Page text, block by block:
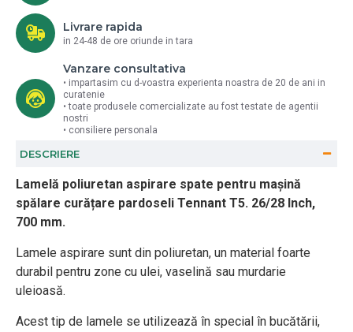
Livrare rapida
in 24-48 de ore oriunde in tara
Vanzare consultativa
• impartasim cu d-voastra experienta noastra de 20 de ani in
curatenie
• toate produsele comercializate au fost testate de agentii
nostri
• consiliere personala
DESCRIERE
Lamelă poliuretan aspirare spate pentru mașină
spălare curățare pardoseli Tennant T5. 26/28 Inch,
700 mm.
Lamele aspirare sunt din poliuretan, un material foarte
durabil pentru zone cu ulei, vaselină sau murdarie
uleioasă.
Acest tip de lamele se utilizează în special în bucătării,